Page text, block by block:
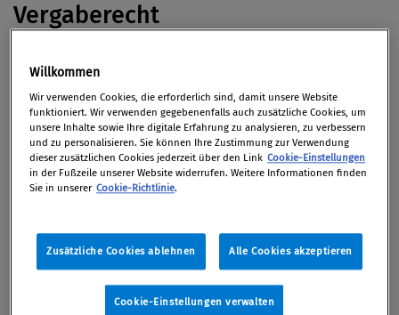
Vergaberecht
Karl Stoss, General der Casinos Austria AG (Casag)
hat am Finanzministerium wegen derVergabe von
Glückspiellizenzen,bei denen Casag leer ausging,
massive Kritik geübt.(Kurier)
Fast ein Drittel der Betriebe in Österreich war
bereits einmal Ziel vonIndustriespionage,
„Standard“zeigt.
Willkommen
Wir verwenden Cookies, die erforderlich sind, damit unsere Website
funktioniert. Wir verwenden gegebenenfalls auch zusätzliche Cookies, um
unsere Inhalte sowie Ihre digitale Erfahrung zu analysieren, zu verbessern
und zu personalisieren. Sie können Ihre Zustimmung zur Verwendung
dieser zusätzlichen Cookies jederzeit über den Link Cookie-Einstellungen
in der Fußzeile unserer Website widerrufen. Weitere Informationen finden
Sie in unserer Cookie-Richtlinie.
Zusätzliche Cookies ablehnen Alle Cookies akzeptieren
Cookie-Einstellungen verwalten